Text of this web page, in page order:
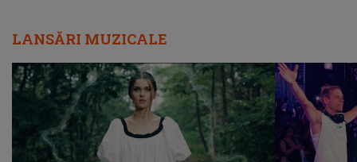
LANSĂRI MUZICALE